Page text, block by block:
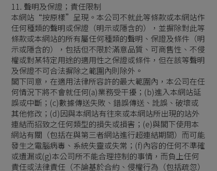
11. 聲明及保證；責任限制
本網站“按原樣”呈現。本公司不就此等條款或本網站作
任何種類的聲明或保證（明示或隱含的），並摒除對此等
條款或本網站的所有屬任何種類的聲明、保證及條件（明
示或隱含的），包括但不限於滿意品質、可商售性、不侵
權或對某特定用途的適用性之保證或條件，但在該等聲明
及保證不可合法摒除之範圍內則除外。
閣下同意，在適用法律所容許的最大範圍內，本公司在任
何情況下將不會就任何(a)業務受干擾；(b)進入本網站延
誤或中斷；(c)數據傳送失敗、錯誤傳送、訛誤、破壞或
其他修改；(d)因與本網站有往來或本網站所出現的站外
連結而招致之任何類型的損失或損害；(e)與閣下使用本
網站有關（包括在與第三者網站進行超連結期間）而可能
發生之電腦病毒、系統失靈或失常；(f)內容的任何不準確
或遺漏或(g)本公司所不能合理控制的事情，而負上任何
責任或法律責任（不論基於合約、侵權行為（包括疏忽）